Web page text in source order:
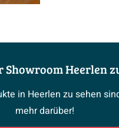
Showroom Heerlen
in Heerlen zu sehen
mehr darüber!